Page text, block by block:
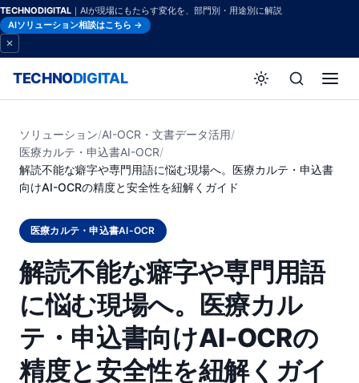
TECHNODIGITAL ｜AIが現場にもたらす変化を、部門別・用途別に解説
AIソリューション相談はこちら →
TECHNODIGITAL
ソリューション/AI-OCR・文書データ活用/
医療カルテ・申込書AI-OCR/
解読不能な癖字や専門用語に悩む現場へ。医療カルテ・申込書
向けAI-OCRの精度と安全性を紐解くガイド
医療カルテ・申込書AI-OCR
解読不能な癖字や専門用語
に悩む現場へ。医療カル
テ・申込書向けAI-OCRの
精度と安全性を紐解くガイ